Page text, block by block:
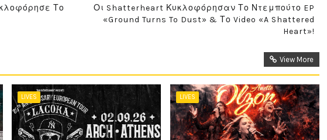
Το
Οι Shatterheart Κυκλοφόρησαν Το Ντεμπούτο EP
«Ground Turns To Dust» & Το Video «A Shattered
Heart»!
View More
LIVES LIVES